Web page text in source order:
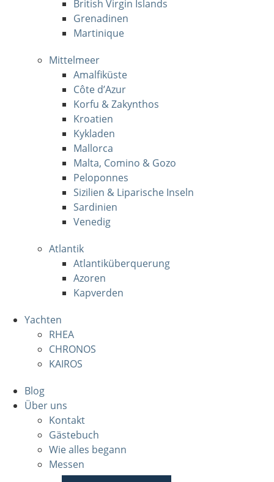
British Virgin Islands
Grenadinen
Martinique
Mittelmeer
Amalfiküste
Côte d’Azur
Korfu & Zakynthos
Kroatien
Kykladen
Mallorca
Malta, Comino & Gozo
Peloponnes
Sizilien & Liparische Inseln
Sardinien
Venedig
Atlantik
Atlantiküberquerung
Azoren
Kapverden
Yachten
RHEA
CHRONOS
KAIROS
Blog
Über uns
Kontakt
Gästebuch
Wie alles begann
Messen